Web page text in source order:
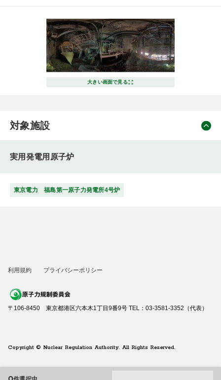
大きい画面で見る
対象施設
実用発電用原子炉
東京電力 福島第一原子力発電所4号炉
利用規約 プライバシーポリシー
〒106-8450 東京都港区六本木1丁目9番9号 TEL：03-3581-3352（代表）
Copyright © Nuclear Regulation Authority. All Rights Reserved.